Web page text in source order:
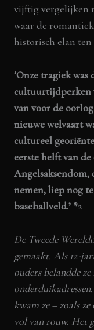
vijftig vergelijken
waar de
historisch elan
‘Onze tragiek
cultuurtijdperken
van voor de
nieuwe welvaart
cultureel
eerste helft van
Angelsaksendom,
nemen, liep nog
baseballveld.’ *2
De Tweede
gemaakt. Als 12-
ouders belandde
kwam ze – zoals
vol van rouw. Het